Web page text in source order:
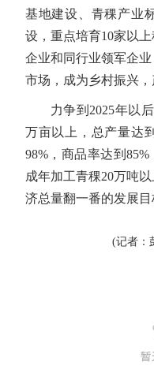
基地建设、青稞产业
设，重点培育10家以
企业和同行业领军企
市场，成为乡村振兴，
力争到2025年以
万亩以上，总产量达
98%，商品率达到
成年加工青稞20万吨
济总量翻一番的发展目
(记者：